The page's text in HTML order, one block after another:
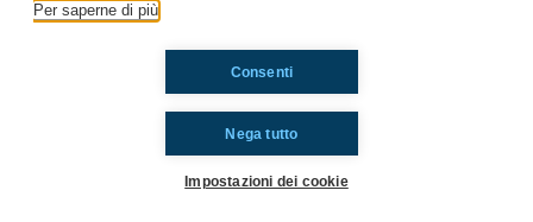
Per saperne di più
Nega tutto
Consenti
Impostazioni dei cookie